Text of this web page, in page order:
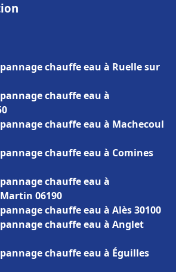
chauffe eau à Ruelle sur
chauffe eau à
chauffe eau à Machecoul
chauffe eau à Comines
chauffe eau à
06190
chauffe eau à Alès 30100
chauffe eau à Anglet
chauffe eau à Éguilles